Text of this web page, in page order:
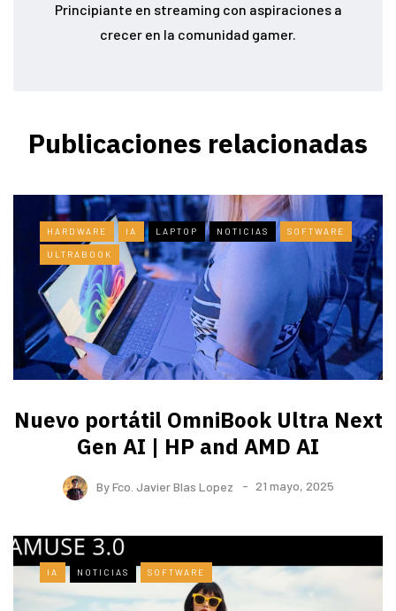
Principiante en streaming con aspiraciones a
crecer en la comunidad gamer.
Publicaciones relacionadas
HARDWARE IA LAPTOP NOTICIAS SOFTWARE
ULTRABOOK
Nuevo portátil OmniBook Ultra ​Next
Gen AI | HP and AMD AI
ByFco. Javier Blas Lopez 21 mayo, 2025
IA NOTICIAS SOFTWARE